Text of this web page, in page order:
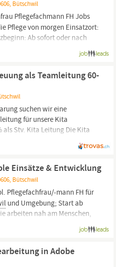
Bütschwil
Pflegefachmann FH Jobs
Pflege von morgen Einsatzort:
Ab sofort oder nach
FH Jobs in
Dipl.
als Teamleitung 60-
suchen wir eine
für unsere Kita
als Stv. Kita Leitung Die Kita
Bei uns werden Kinder ab drei
Einsätze & Entwicklung
Bütschwil
Pflegefachfrau/-mann FH für
und Umgebung; Start ab
arbeiten nah am Menschen,
entwickeln sich weiter. Sie
mit klaren Abläufen, starken
in Adobe